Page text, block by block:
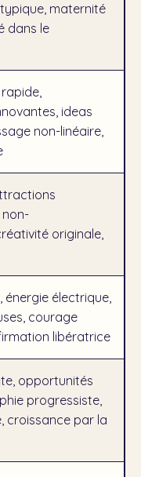
maternité
dans le
ideas
non-linéaire,
non-
originale,
énergie électrique,
courage
libératrice
opportunités
progressiste,
croissance par la